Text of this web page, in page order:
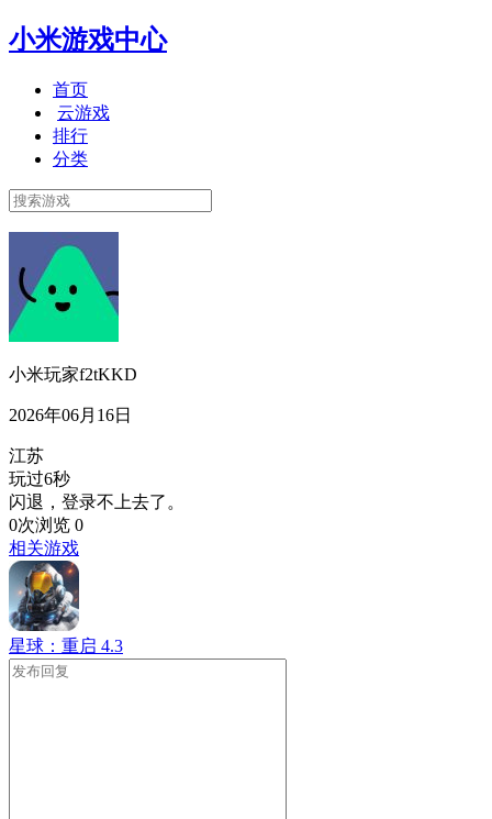
小米游戏中心
首页
云游戏
排行
分类
小米玩家f2tKKD
2026年06月16日
江苏
玩过6秒
闪退，登录不上去了。
0次浏览 0
相关游戏
星球：重启 4.3